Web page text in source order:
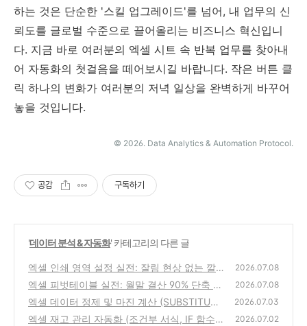
하는 것은 단순한 '스킬 업그레이드'를 넘어, 내 업무의 신
뢰도를 글로벌 수준으로 끌어올리는 비즈니스 혁신입니
다. 지금 바로 여러분의 엑셀 시트 속 반복 업무를 찾아내
어 자동화의 첫걸음을 떼어보시길 바랍니다. 작은 버튼 클
릭 하나의 변화가 여러분의 저녁 일상을 완벽하게 바꾸어
놓을 것입니다.
© 2026. Data Analytics & Automation Protocol.
공감 구독하기
'데이터 분석 & 자동화' 카테고리의 다른 글
엑셀 인쇄 영역 설정 실전: 잘림 현상 없는 깔
끔한 출력 비법
(1)
2026.07.08
엑셀 피벗테이블 실전: 월말 결산 90% 단축 비
법
(0)
2026.07.08
엑셀 데이터 정제 및 마진 계산 (SUBSTITUT
E)
(0)
2026.07.03
엑셀 재고 관리 자동화 (조건부 서식, IF 함수) 2026.07.02